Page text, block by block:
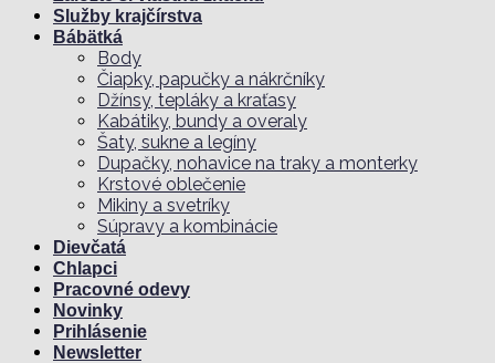
Služby krajčírstva
Bábätká
Body
Čiapky, papučky a nákrčníky
Džínsy, tepláky a kraťasy
Kabátiky, bundy a overaly
Šaty, sukne a legíny
Dupačky, nohavice na traky a monterky
Krstové oblečenie
Mikiny a svetríky
Súpravy a kombinácie
Dievčatá
Chlapci
Pracovné odevy
Novinky
Prihlásenie
Newsletter